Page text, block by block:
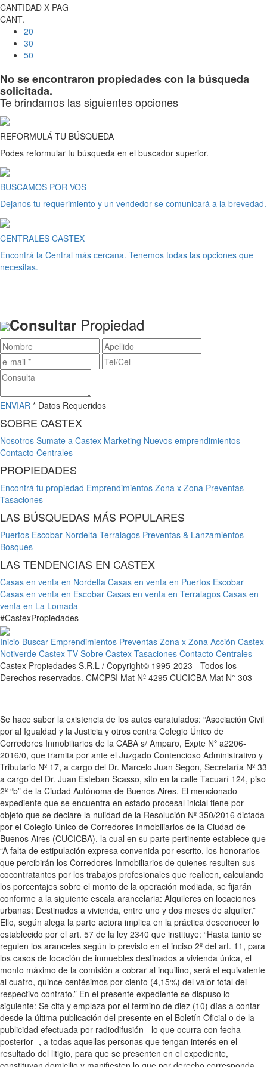
CANTIDAD X PAG
CANT.
20
30
50
No se encontraron propiedades con la búsqueda
solicitada.
Te brindamos las siguientes opciones
REFORMULÁ TU BÚSQUEDA
Podes reformular tu búsqueda en el buscador superior.
BUSCAMOS POR VOS
Dejanos tu requerimiento y un vendedor se comunicará a la brevedad.
CENTRALES CASTEX
Encontrá la Central más cercana. Tenemos todas las opciones que
necesitas.
Consultar Propiedad
ENVIAR * Datos Requeridos
SOBRE CASTEX
Nosotros Sumate a Castex Marketing Nuevos emprendimientos
Contacto Centrales
PROPIEDADES
Encontrá tu propiedad Emprendimientos Zona x Zona Preventas
Tasaciones
LAS BÚSQUEDAS MÁS POPULARES
Puertos Escobar Nordelta Terralagos Preventas & Lanzamientos
Bosques
LAS TENDENCIAS EN CASTEX
Casas en venta en Nordelta Casas en venta en Puertos Escobar
Casas en venta en Escobar Casas en venta en Terralagos Casas en
venta en La Lomada
#CastexPropiedades
Inicio Buscar Emprendimientos Preventas Zona x Zona Acción Castex
Notiverde Castex TV Sobre Castex Tasaciones Contacto Centrales
Castex Propiedades S.R.L / Copyright© 1995-2023 - Todos los
Derechos reservados. CMCPSI Mat Nº 4295 CUCICBA Mat N° 303
Se hace saber la existencia de los autos caratulados: “Asociación Civil
por al Igualdad y la Justicia y otros contra Colegio Único de
Corredores Inmobiliarios de la CABA s/ Amparo, Expte Nº a2206-
2016/0, que tramita por ante el Juzgado Contencioso Administrativo y
Tributario Nº 17, a cargo del Dr. Marcelo Juan Segon, Secretaría Nº 33
a cargo del Dr. Juan Esteban Scasso, sito en la calle Tacuarí 124, piso
2º “b” de la Ciudad Autónoma de Buenos Aires. El mencionado
expediente que se encuentra en estado procesal inicial tiene por
objeto que se declare la nulidad de la Resolución Nº 350/2016 dictada
por el Colegio Unico de Corredores Inmobiliarios de la Ciudad de
Buenos Aires (CUCICBA), la cual en su parte pertinente establece que
“A falta de estipulación expresa convenida por escrito, los honorarios
que percibirán los Corredores Inmobiliarios de quienes resulten sus
cocontratantes por los trabajos profesionales que realicen, calculando
los porcentajes sobre el monto de la operación mediada, se fijarán
conforme a la siguiente escala arancelaria: Alquileres en locaciones
urbanas: Destinados a vivienda, entre uno y dos meses de alquiler.”
Ello, según alega la parte actora implica en la práctica desconocer lo
establecido por el art. 57 de la ley 2340 que instituye: “Hasta tanto se
regulen los aranceles según lo previsto en el inciso 2º del art. 11, para
los casos de locación de inmuebles destinados a vivienda única, el
monto máximo de la comisión a cobrar al inquilino, será el equivalente
al cuatro, quince centésimos por ciento (4,15%) del valor total del
respectivo contrato.” En el presente expediente se dispuso lo
siguiente: Se cita y emplaza por el termino de diez (10) días a contar
desde la última publicación del presente en el Boletín Oficial o de la
publicidad efectuada por radiodifusión - lo que ocurra con fecha
posterior -, a todas aquellas personas que tengan interés en el
resultado del litigio, para que se presenten en el expediente,